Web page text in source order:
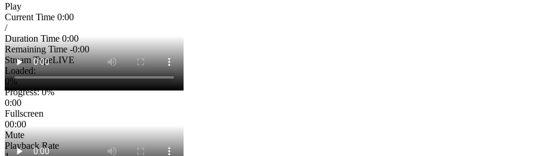
Play
Current Time 0:00
/
Duration Time 0:00
Remaining Time-0:00
Stream TypeLIVE
Loaded:
0%
Progress: 0%
0:00
Fullscreen
00:00
Mute
Playback Rate